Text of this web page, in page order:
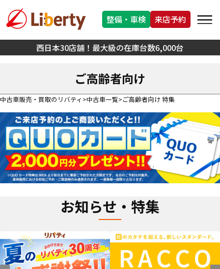
西日本30店舗！最大級の在庫台数6,000台
整備・車検 来店予約
ご高齢者向け
中古車販売・買取のリバティ 中古車一覧 ご高齢者向け 特集
お知らせ・特集